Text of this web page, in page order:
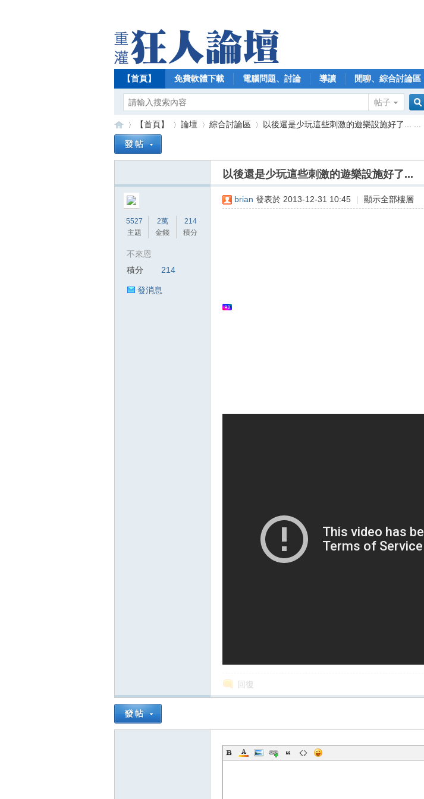
【首頁】 免費軟體下載 電腦問題、討論 導讀 閒聊、綜合討論區
帖子
【首頁】 論壇 綜合討論區
›
以後還是少玩這些刺激的遊樂設施好了... ...
以後還是少玩這些刺激的遊樂設施好了...
5527
主題
2萬
金錢
214
積分
不來恩
積分
214
發消息
brian 發表於 2013-12-31 10:45 | 顯示全部樓層
回復